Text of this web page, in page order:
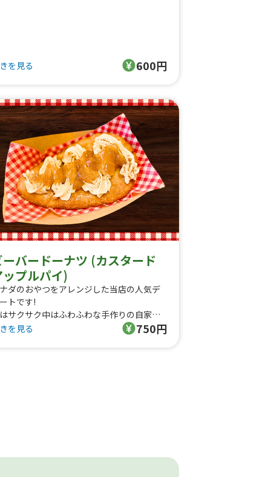
を見る 600円
ーバードーナツ (カスタード
ップルパイ)
ダのおやつをアレンジした当店の人気デ
トです!
サクサク中はふわふわな手作りの自家製
に
を見る
750円